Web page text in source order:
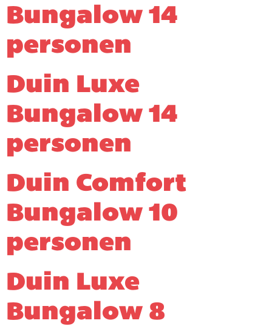
Bungalow 14
personen
Duin Luxe
Bungalow 14
personen
Duin Comfort
Bungalow 10
personen
Duin Luxe
Bungalow 8